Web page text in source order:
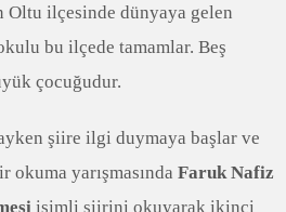
Oltu ilçesinde dünyaya gelen
bu ilçede tamamlar. Beş
çocuğudur.
şiire ilgi duymaya başlar ve
yarışmasında Faruk Nafiz
isimli şiirini okuyarak ikinci